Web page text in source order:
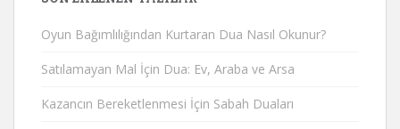
Oyun Bağımlılığından Kurtaran Dua Nasıl Okunur?
Satılamayan Mal İçin Dua: Ev, Araba ve Arsa
Kazancın Bereketlenmesi İçin Sabah Duaları